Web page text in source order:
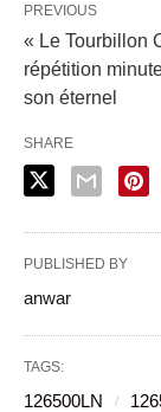
PREVIOUS
« Le Tourbillon
répétition
son éternel
SHARE
PUBLISHED BY
anwar
TAGS:
126500LN